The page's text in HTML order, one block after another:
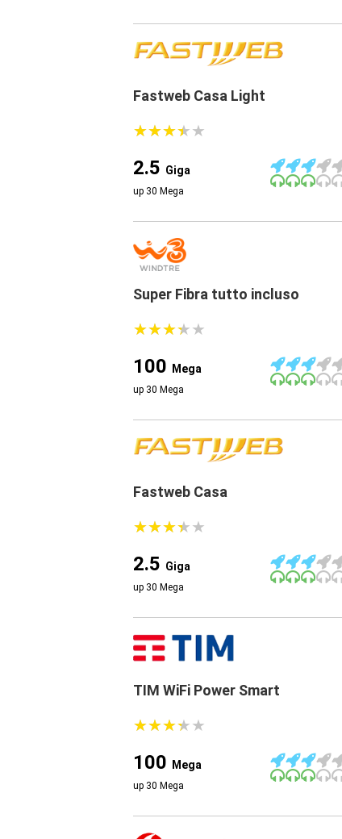
Fastweb Casa Light
★★★★★
★★★★★
2.5 Giga
up 30 Mega
Super Fibra tutto incluso
★★★★★
★★★★★
100 Mega
up 30 Mega
Fastweb Casa
★★★★★
★★★★★
2.5 Giga
up 30 Mega
TIM WiFi Power Smart
★★★★★
★★★★★
100 Mega
up 30 Mega